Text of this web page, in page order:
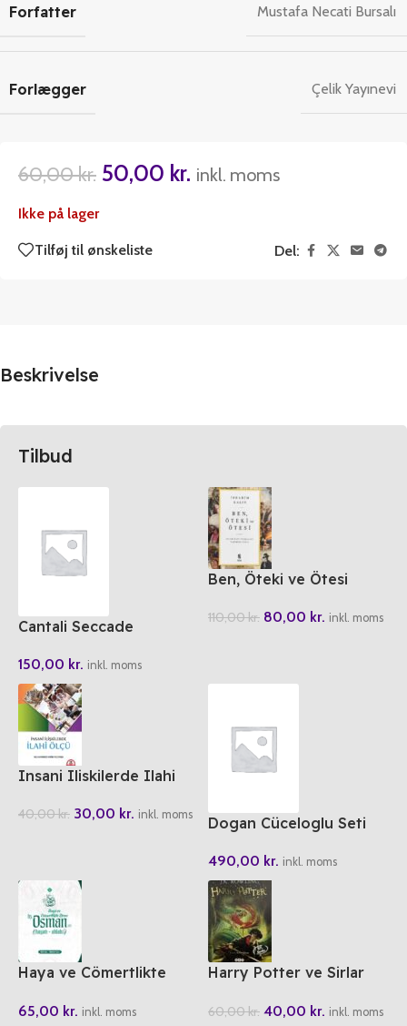
Forfatter Mustafa Necati Bursalı
Forlægger Çelik Yayınevi
60,00kr. 50,00 kr. inkl. moms
Ikke på lager
Tilføj til ønskeliste Del:
Beskrivelse
Tilbud
Cantali Seccade
150,00 kr. inkl. moms
Ben, Öteki ve Ötesi
110,00kr. 80,00 kr. inkl. moms
Insani Iliskilerde Ilahi
40,00kr. 30,00 kr. inkl. moms
Dogan Cüceloglu Seti
490,00 kr. inkl. moms
Haya ve Cömertlikte
65,00 kr. inkl. moms
Harry Potter ve Sirlar
60,00kr. 40,00 kr. inkl. moms